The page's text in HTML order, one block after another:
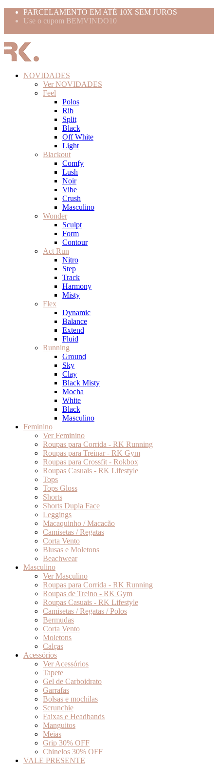
PARCELAMENTO EM ATÉ 10X SEM JUROS
Use o cupom BEMVINDO10
NOVIDADES
Ver NOVIDADES
Feel
Polos
Rib
Split
Black
Off White
Light
Blackout
Comfy
Lush
Noir
Vibe
Crush
Masculino
Wonder
Sculpt
Form
Contour
Act Run
Nitro
Step
Track
Harmony
Misty
Flex
Dynamic
Balance
Extend
Fluid
Running
Ground
Sky
Clay
Black Misty
Mocha
White
Black
Masculino
Feminino
Ver Feminino
Roupas para Corrida - RK Running
Roupas para Treinar - RK Gym
Roupas para Crossfit - Rokbox
Roupas Casuais - RK Lifestyle
Tops
Tops Gloss
Shorts
Shorts Dupla Face
Leggings
Macaquinho / Macacão
Camisetas / Regatas
Corta Vento
Blusas e Moletons
Beachwear
Masculino
Ver Masculino
Roupas para Corrida - RK Running
Roupas de Treino - RK Gym
Roupas Casuais - RK Lifestyle
Camisetas / Regatas / Polos
Bermudas
Corta Vento
Moletons
Calças
Acessórios
Ver Acessórios
Tapete
Gel de Carboidrato
Garrafas
Bolsas e mochilas
Scrunchie
Faixas e Headbands
Manguitos
Meias
Grip 30% OFF
Chinelos 30% OFF
VALE PRESENTE